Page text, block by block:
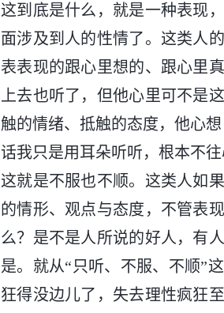
这到底是什么，就是一种表现
面涉及到人的性情了。这类人
表表现的跟心里想的、跟心里
上去也听了，但他心里可不是
触的情绪、抵触的态度，他心
话我只是用耳朵听听，根本不
这就是不服也不顺。这类人如
的情形、观点与态度，不管表
么？是不是人所说的好人，有
是。就从“只听、不服、不顺”
狂得没边儿了，失去理性疯狂